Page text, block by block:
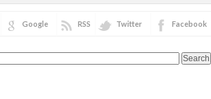
Facebook
Twitter
RSS
Google